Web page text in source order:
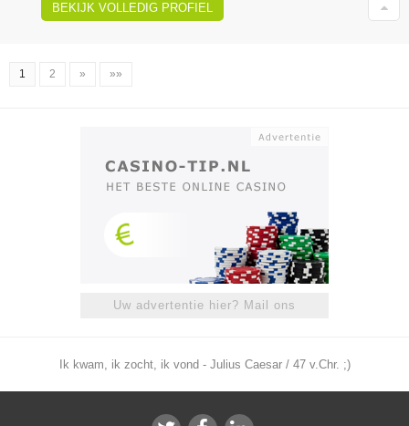
BEKIJK VOLLEDIG PROFIEL
1 2 » »»
Uw advertentie hier? Mail ons
Ik kwam, ik zocht, ik vond - Julius Caesar / 47 v.Chr. ;)